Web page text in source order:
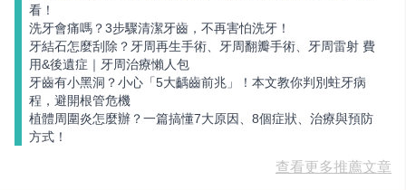
看！
洗牙會痛嗎？3步驟清潔牙齒，不再害怕洗牙！
牙結石怎麼刮除？牙周再生手術、牙周翻瓣手術、牙周雷射 費
用&後遺症｜牙周治療懶人包
牙齒有小黑洞？小心「5大齲齒前兆」！本文教你判別蛀牙病
程，避開根管危機
植體周圍炎怎麼辦？一篇搞懂7大原因、8個症狀、治療與預防
方式！
查看更多推薦文章